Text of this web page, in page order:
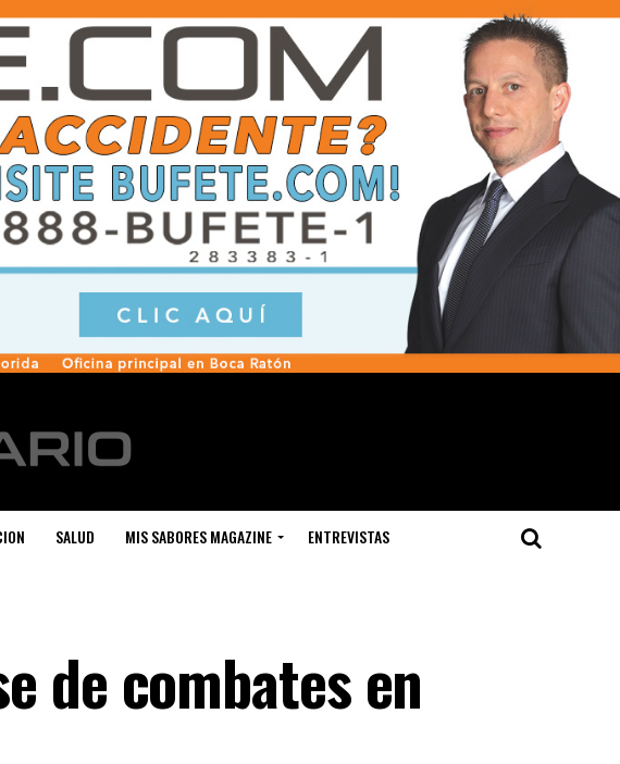
SALUD MIS SABORES MAGAZINE ENTREVISTAS
de combates en